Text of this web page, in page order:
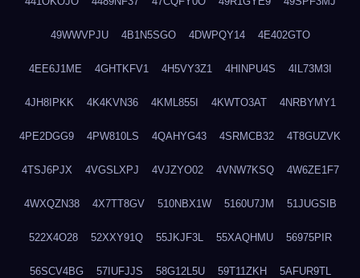
49WWVPJU 4B1N5SGO 4DWPQY14 4E402GTO
4EE6J1ME 4GHTKFV1 4H5VY3Z1 4HINPU4S 4IL73M3I
4JH8IPKK 4K4KVN36 4KML855I 4KWTO3AT 4NRBYMY1
4PE2DGG9 4PW810LS 4QAHYG43 4SRMCB32 4T8GUZVK
4TSJ6PJX 4VGSLXPJ 4VJZYO02 4VNW7KSQ 4W6ZE1F7
4WXQZN38 4X7TT8GV 510NBX1W 5160U7JM 51JUGSIB
522X4O28 52XXY91Q 55JKJF3L 55XAQHMU 56975PIR
56SCV4BG 57IUFJJS 58G12L5U 59T11ZKH 5AFUR9TL